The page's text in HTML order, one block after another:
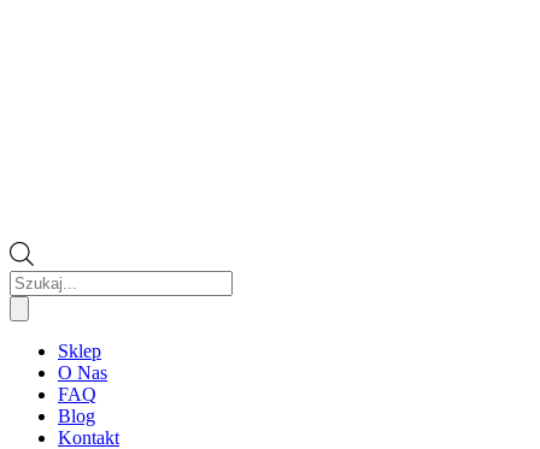
Wyszukiwarka
produktów
Sklep
O Nas
FAQ
Blog
Kontakt